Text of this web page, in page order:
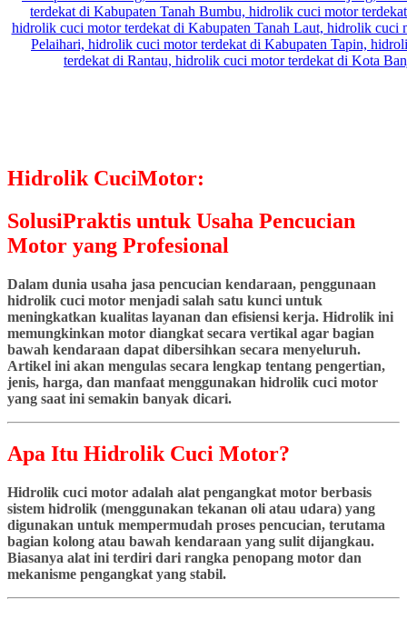
Hidrolik CuciMotor:
SolusiPraktis untuk Usaha Pencucian
Motor yang Profesional
Dalam dunia usaha jasa pencucian kendaraan, penggunaan
hidrolik cuci motor menjadi salah satu kunci untuk
meningkatkan kualitas layanan dan efisiensi kerja. Hidrolik ini
memungkinkan motor diangkat secara vertikal agar bagian
bawah kendaraan dapat dibersihkan secara menyeluruh.
Artikel ini akan mengulas secara lengkap tentang pengertian,
jenis, harga, dan manfaat menggunakan hidrolik cuci motor
yang saat ini semakin banyak dicari.
Apa Itu Hidrolik Cuci Motor?
Hidrolik cuci motor adalah alat pengangkat motor berbasis
sistem hidrolik (menggunakan tekanan oli atau udara) yang
digunakan untuk mempermudah proses pencucian, terutama
bagian kolong atau bawah kendaraan yang sulit dijangkau.
Biasanya alat ini terdiri dari rangka penopang motor dan
mekanisme pengangkat yang stabil.